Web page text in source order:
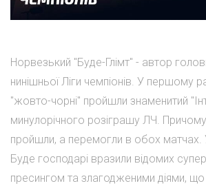
Норвезький "Буде-Глімт" - автор
нинішньої Ліги чемпіонів. У першому
"жовто-чорні" пройшли знаменитий
минулорічного розіграшу ЛЧ.
пройшли, а перемогли в обох матчах.
Буде господарі вразили відомих
пресингом та злагодженими діями,